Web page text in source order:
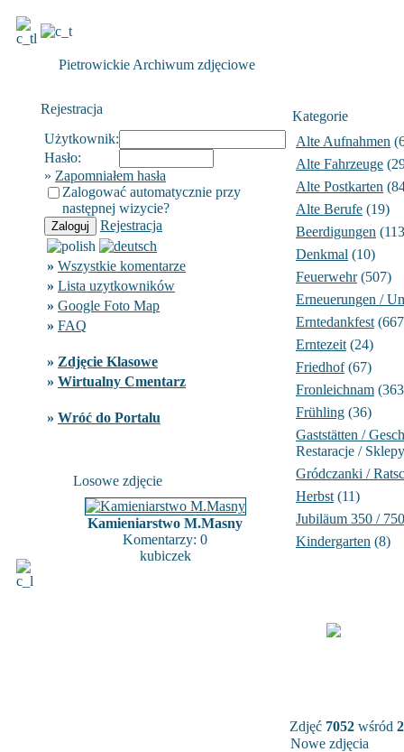
Pietrowickie Archiwum zdjęciowe
Rejestracja
Użytkownik:
Hasło:
» Zapomniałem hasła
Zalogować automatycznie przy
następnej wizycie?
Rejestracja
» Wszystkie komentarze
» Lista uzytkowników
» Google Foto Map
» FAQ
» Zdjęcie Klasowe
» Wirtualny Cmentarz
» Wróć do Portalu
Losowe zdjęcie
Kamieniarstwo M.Masny
Komentarzy: 0
kubiczek
Kategorie
Alte Aufnahmen
Alte Fahrzeuge
Alte Postkarten
Alte Berufe (19)
Beerdigungen
Denkmal (10)
Feuerwehr(507)
Erneuerungen /
Erntedankfest
Erntezeit (24)
Friedhof(67)
Fronleichnam
Frühling (36)
Gaststätten /
Restaracje / Sklepy
Gródczanki /
Herbst (11)
Jubiläum 350 / 750
Kindergarten (8)
Zdjęć 7052 wśród
Nowe zdjęcia